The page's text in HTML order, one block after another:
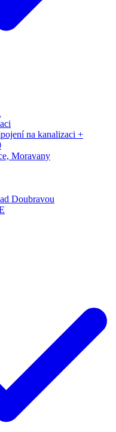
na kanalizaci +
Moravany
Doubravou